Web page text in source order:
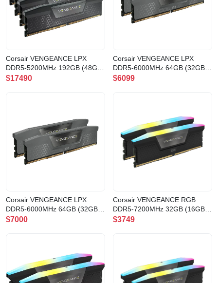
Corsair VENGEANCE LPX
DDR5-5200MHz 192GB (48GB
x4) CL38
$17490
Corsair VENGEANCE LPX
DDR5-6000MHz 64GB (32GB
x2) CL40 FOR
$6099
Corsair VENGEANCE LPX
DDR5-6000MHz 64GB (32GB
x2) CL30 FOR
$7000
Corsair VENGEANCE RGB
DDR5-7200MHz 32GB (16GB
x2) CL34
$3749